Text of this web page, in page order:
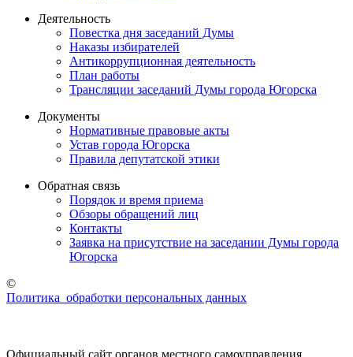
Деятельность
Повестка дня заседаний Думы
Наказы избирателей
Антикоррупционная деятельность
План работы
Трансляции заседаний Думы города Югорска
Документы
Нормативные правовые акты
Устав города Югорска
Правила депутатской этики
Обратная связь
Порядок и время приема
Обзоры обращений лиц
Контакты
Заявка на присутствие на заседании Думы города
Югорска
©
Политика обработки персональных данных